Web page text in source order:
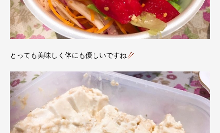
とっても美味しく体にも優しいですね